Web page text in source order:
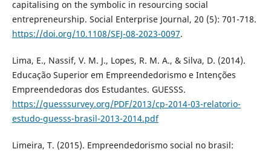
capitalising on the symbolic in resourcing social
entrepreneurship. Social Enterprise Journal, 20 (5): 701-718.
https://doi.org/10.1108/SEJ-08-2023-0097.
Lima, E., Nassif, V. M. J., Lopes, R. M. A., & Silva, D. (2014).
Educação Superior em Empreendedorismo e Intenções
Empreendedoras dos Estudantes. GUESSS.
https://guesssurvey.org/PDF/2013/cp-2014-03-relatorio-
estudo-guesss-brasil-2013-2014.pdf
Limeira, T. (2015). Empreendedorismo social no brasil: